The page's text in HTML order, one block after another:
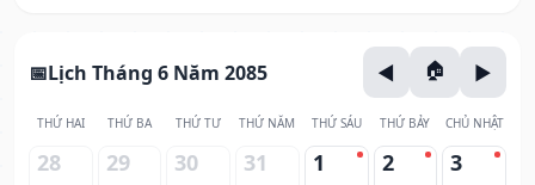
Lịch Tháng 6 Năm 2085
THỨ HAI THỨ BA THỨ TƯ THỨ NĂM THỨ SÁU THỨ BẢY CHỦ NHẬT
28 29 30 31 1 2 3